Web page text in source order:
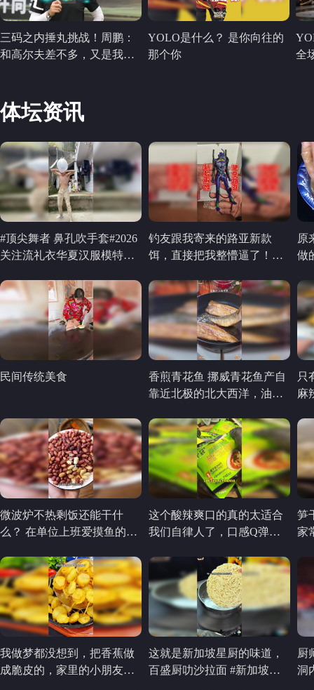
三码之内捶丸挑战！周鹏：
和高尔夫差不多，又是我们
YOLO是什么？ 是你向往的
那个你
全
体坛资讯
#顶尖舞者 鼻孔吹手套#2026
关注流礼衣华夏汉服模特大
钓友跟我寄来的路亚新款
饵，直接把我整懵逼了！
原
做
民间传统美食
香煎青花鱼 挪威青花鱼产自
靠近北极的北大西洋，油脂
DHA，EPA，怕胖人士的大
爱！煎一下鲜香四溢，不花
心品牌品质保证！配料干
净，美味不用花心思！
只
麻
微波炉不热剩饭还能干什
么？ 在单位上班爱摸鱼的
做个油炸花生米，简单又好
吃！
这个酸辣爽口的真的太适合
我们自律人了，口感Q弹劲
一包也没啥负担！速食美食
笋
家
我做梦都没想到，把香蕉做
成脆皮的，家里的小朋友超
这就是新加坡星厨的味道，
百盛厨叻沙拉面 #新加坡方
厨
洞